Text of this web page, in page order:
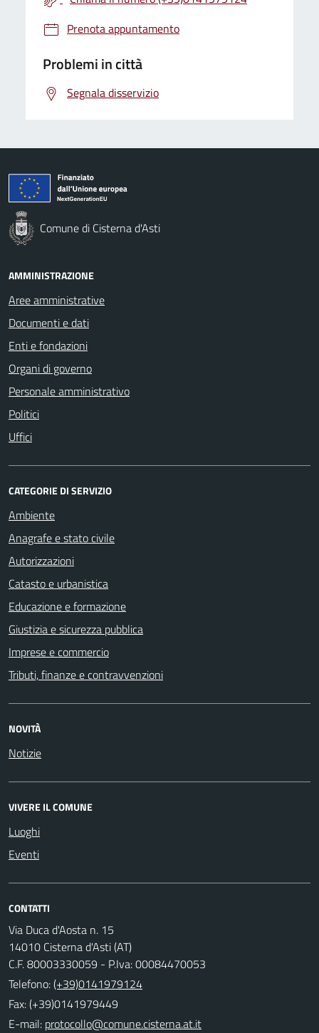
Prenota appuntamento
Problemi in città
Segnala disservizio
Comune di Cisterna d'Asti
AMMINISTRAZIONE
Aree amministrative
Documenti e dati
Enti e fondazioni
Organi di governo
Personale amministrativo
Politici
Uffici
CATEGORIE DI SERVIZIO
Ambiente
Anagrafe e stato civile
Autorizzazioni
Catasto e urbanistica
Educazione e formazione
Giustizia e sicurezza pubblica
Imprese e commercio
Tributi, finanze e contravvenzioni
NOVITÀ
Notizie
VIVERE IL COMUNE
Luoghi
Eventi
CONTATTI
Via Duca d'Aosta n. 15
14010 Cisterna d'Asti (AT)
C.F. 80003330059 - P.Iva: 00084470053
Telefono:(+39)0141979124
Fax: (+39)0141979449
E-mail: